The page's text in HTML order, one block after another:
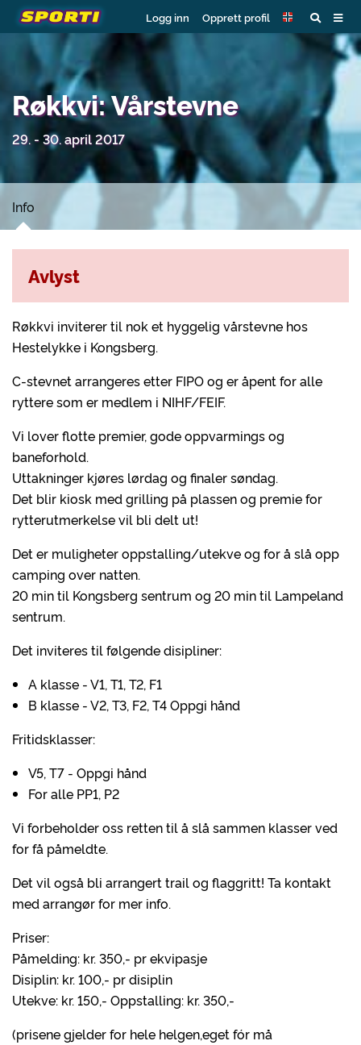
Logg inn Opprett profil
Røkkvi: Vårstevne
29. - 30. april 2017
Info
Røkkvi inviterer til nok et hyggelig vårstevne hos
Hestelykke i Kongsberg.
C-stevnet arrangeres etter FIPO og er åpent for alle
ryttere som er medlem i NIHF/FEIF.
Vi lover flotte premier, gode oppvarmings og
baneforhold.
Uttakninger kjøres lørdag og finaler søndag.
Det blir kiosk med grilling på plassen og premie for
rytterutmerkelse vil bli delt ut!
Det er muligheter oppstalling/utekve og for å slå opp
camping over natten.
20 min til Kongsberg sentrum og 20 min til Lampeland
sentrum.
Det inviteres til følgende disipliner:
A klasse - V1, T1, T2, F1
B klasse - V2, T3, F2, T4 Oppgi hånd
Fritidsklasser:
V5, T7 - Oppgi hånd
For alle PP1, P2
Vi forbeholder oss retten til å slå sammen klasser ved
for få påmeldte.
Det vil også bli arrangert trail og flaggritt! Ta kontakt
med arrangør for mer info.
Priser:
Påmelding: kr. 350,- pr ekvipasje
Disiplin: kr. 100,- pr disiplin
Utekve: kr. 150,- Oppstalling: kr. 350,-
(prisene gjelder for hele helgen,eget fór må
Avlyst